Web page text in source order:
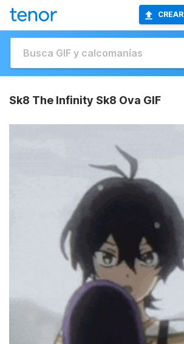
CREAR
Sk8 The Infinity Sk8 Ova GIF